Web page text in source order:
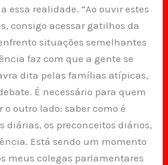
essa realidade. “Ao ouvir estes
consigo acessar gatilhos da
situações semelhantes
faz com que a gente se
dita pelas famílias atípicas,
É necessário para quem
o outro lado: saber como é
diárias, os preconceitos diários,
Está sendo um momento
meus colegas parlamentares